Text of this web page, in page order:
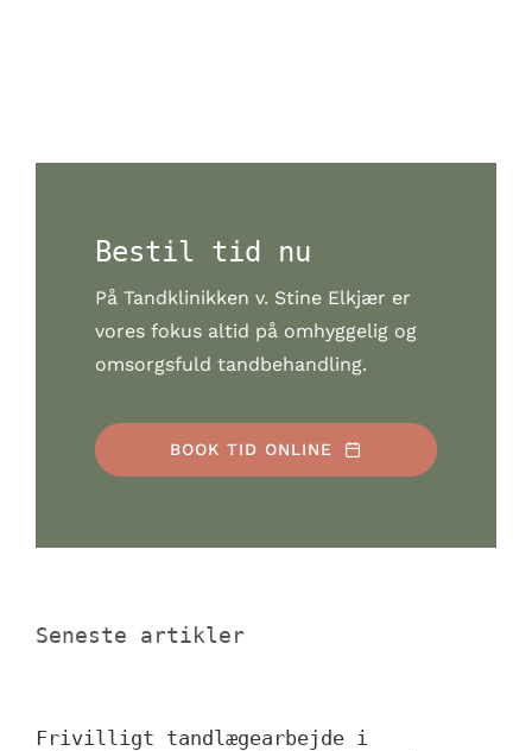
Bestil tid nu
På Tandklinikken v. Stine Elkjær er
vores fokus altid på omhyggelig og
omsorgsfuld tandbehandling.
BOOK TID ONLINE
Seneste artikler
Frivilligt tandlægearbejde i